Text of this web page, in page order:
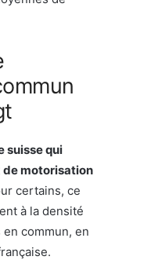
suisse qui
de motorisation
certains, ce
à la densité
commun, en